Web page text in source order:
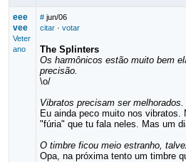
eee
vee
Veter
ano
# jun/06
citar· votar
The Splinters
Os harmônicos estão muito bem
precisão.
\o/
Vibratos precisam ser melhorados.
Eu ainda peco muito nos vibratos.
"fúria" que tu fala neles. Mas um
O timbre ficou meio estranho,
Opa, na próxima tento um timbre